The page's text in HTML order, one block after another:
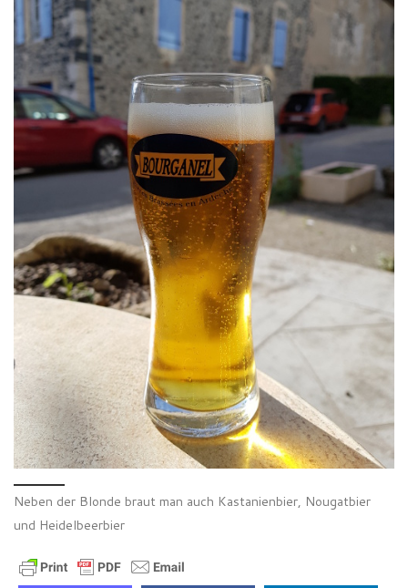
Neben der Blonde braut man auch Kastanienbier, Nougatbier
und Heidelbeerbier